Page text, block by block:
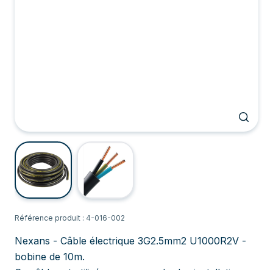
Référence produit : 4-016-002
Nexans - Câble électrique 3G2.5mm2 U1000R2V -
bobine de 10m.